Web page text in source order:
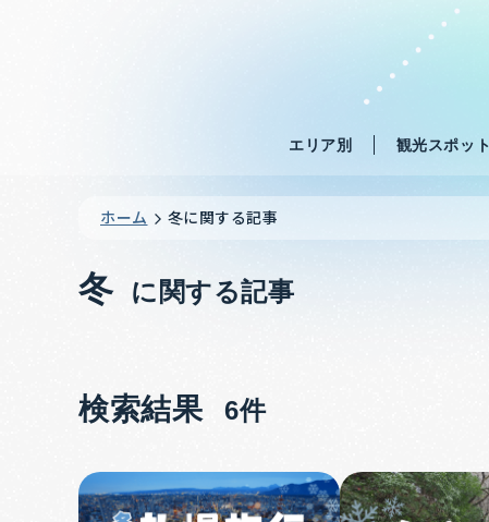
エリア別 観光スポット
ホーム 冬に関する記事
冬 に関する記事
検索結果 6件